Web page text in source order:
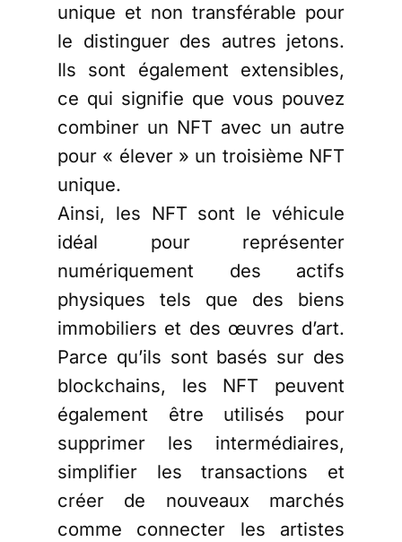
unique et non transférable pour
le distinguer des autres jetons.
Ils sont également extensibles,
ce qui signifie que vous pouvez
combiner un NFT avec un autre
pour « élever » un troisième NFT
unique.
Ainsi, les NFT sont le véhicule
idéal pour représenter
numériquement des actifs
physiques tels que des biens
immobiliers et des œuvres d’art.
Parce qu’ils sont basés sur des
blockchains, les NFT peuvent
également être utilisés pour
supprimer les intermédiaires,
simplifier les transactions et
créer de nouveaux marchés
comme connecter les artistes